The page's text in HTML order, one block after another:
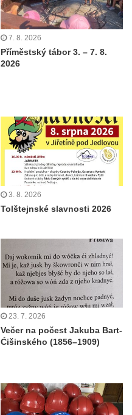
7. 8. 2026
Příměstský tábor 3. – 7. 8.
2026
3. 8. 2026
Tolštejnské slavnosti 2026
23. 7. 2026
Večer na počest Jakuba Bart-
Ćišinského (1856–1909)